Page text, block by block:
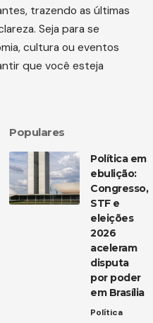
trazendo as últimas
Seja para se
cultura ou eventos
que você esteja
Populares
Política em
ebulição:
Congresso,
STF e
eleições
2026
aceleram
disputa
por poder
em Brasília
Política